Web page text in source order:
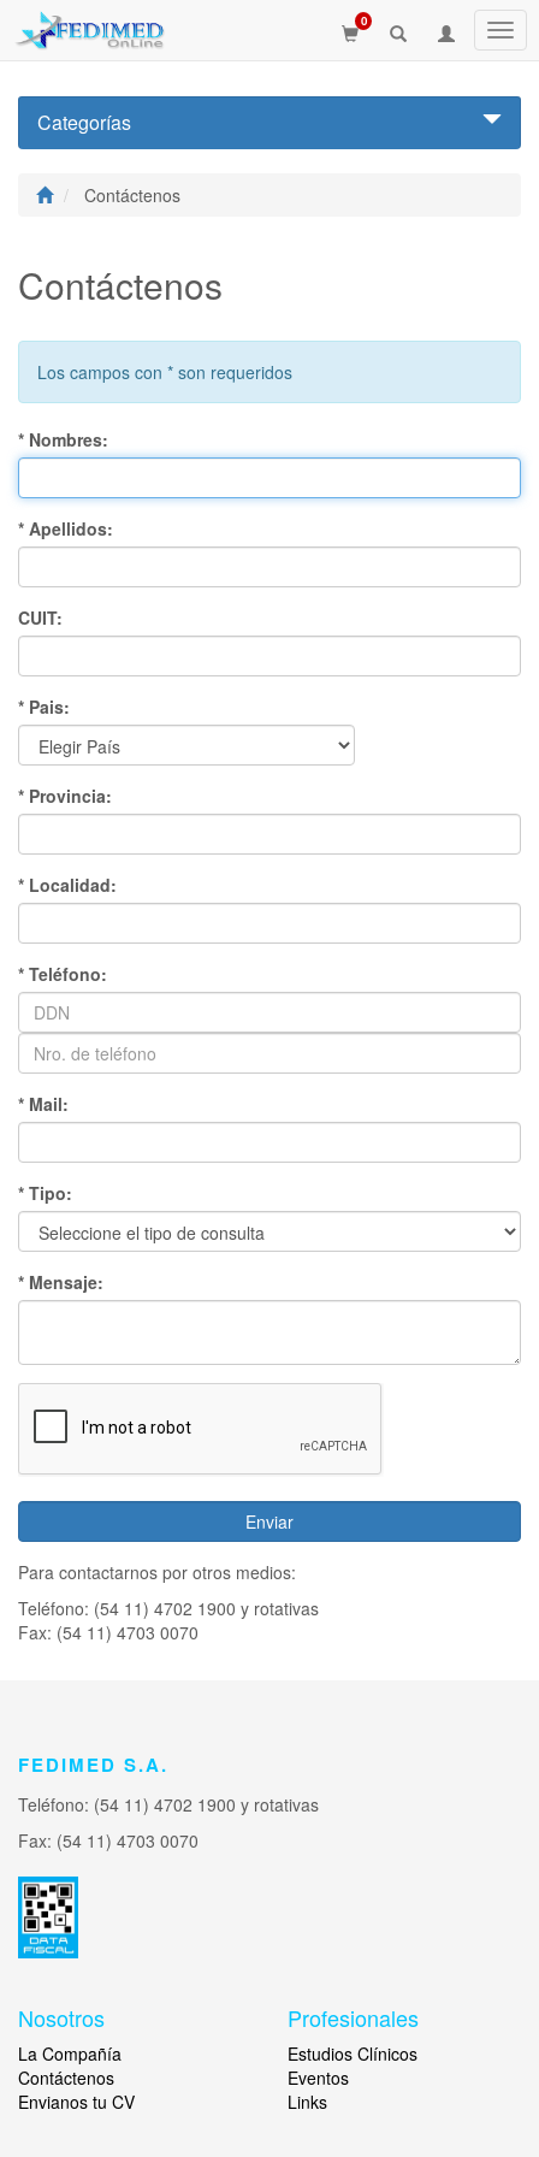
0
Categorías
Contáctenos
Contáctenos
Los campos con * son requeridos
* Nombres:
* Apellidos:
CUIT:
* Pais:
* Provincia:
* Localidad:
* Teléfono:
* Mail:
* Tipo:
* Mensaje:
Para contactarnos por otros medios:
Teléfono: (54 11) 4702 1900 y rotativas
Fax: (54 11) 4703 0070
FEDIMED S.A.
Teléfono: (54 11) 4702 1900 y rotativas
Fax: (54 11) 4703 0070
Nosotros
La Compañía
Contáctenos
Envianos tu CV
Profesionales
Estudios Clínicos
Eventos
Links